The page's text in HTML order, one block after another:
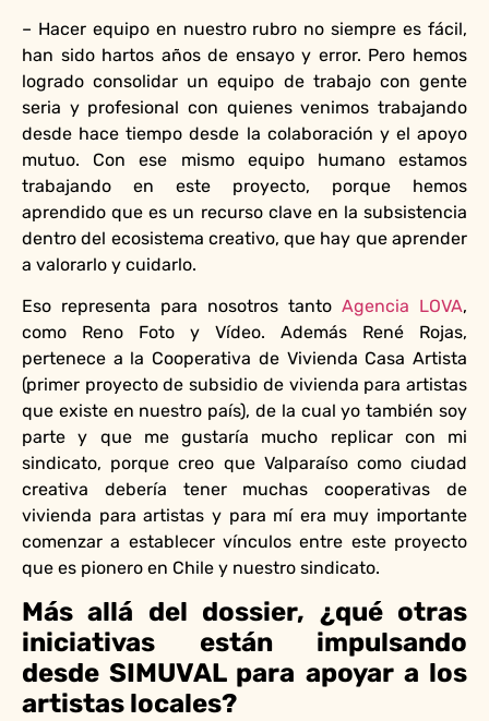
– Hacer equipo en nuestro rubro no siempre es fácil,
han sido hartos años de ensayo y error. Pero hemos
logrado consolidar un equipo de trabajo con gente
seria y profesional con quienes venimos trabajando
desde hace tiempo desde la colaboración y el apoyo
mutuo. Con ese mismo equipo humano estamos
trabajando en este proyecto, porque hemos
aprendido que es un recurso clave en la subsistencia
dentro del ecosistema creativo, que hay que aprender
a valorarlo y cuidarlo.
Eso representa para nosotros tanto Agencia LOVA,
como Reno Foto y Vídeo. Además René Rojas,
pertenece a la Cooperativa de Vivienda Casa Artista
(primer proyecto de subsidio de vivienda para artistas
que existe en nuestro país), de la cual yo también soy
parte y que me gustaría mucho replicar con mi
sindicato, porque creo que Valparaíso como ciudad
creativa debería tener muchas cooperativas de
vivienda para artistas y para mí era muy importante
comenzar a establecer vínculos entre este proyecto
que es pionero en Chile y nuestro sindicato.
Más allá del dossier, ¿qué otras
iniciativas están impulsando
desde SIMUVAL para apoyar a los
artistas locales?